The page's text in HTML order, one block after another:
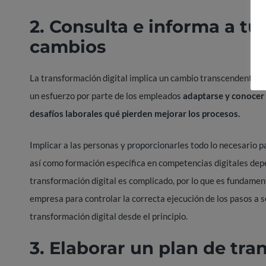
2. Consulta e informa a
cambios
La transformación digital implica un cambio transcendental
un esfuerzo por parte de los empleadosadaptarse y
desafíos laborales qué pierden mejorar los procesos.
Implicar a las personas y proporcionarles todo lo necesario
así como formación específica en competencias digitales
transformación digital es complicado, por lo que es
empresa para controlar la correcta ejecución de los pasos
transformación digital desde el principio.
3. Elaborar un plan de